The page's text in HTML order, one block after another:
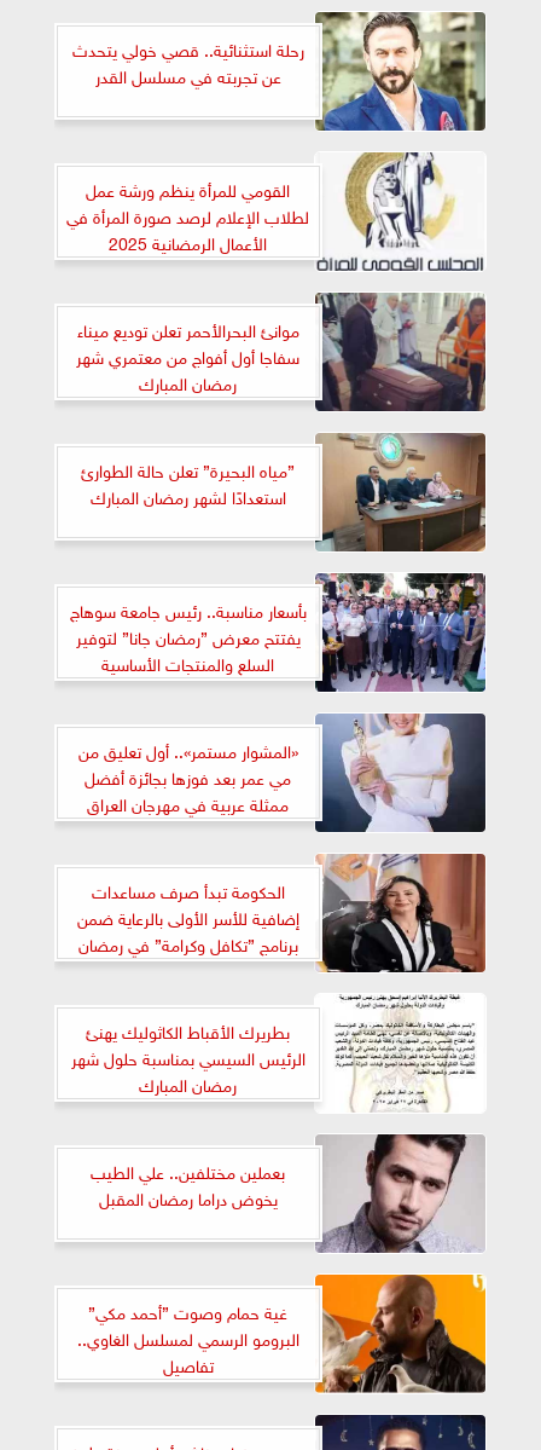
رحلة استثنائية.. قصي خولي يتحدث
عن تجربته في مسلسل القدر
القومي للمرأة ينظم ورشة عمل
لطلاب الإعلام لرصد صورة المرأة في
الأعمال الرمضانية 2025
موانئ البحرالأحمر تعلن توديع ميناء
سفاجا أول أفواج من معتمري شهر
رمضان المبارك
”مياه البحيرة” تعلن حالة الطوارئ
استعدادًا لشهر رمضان المبارك
بأسعار مناسبة.. رئيس جامعة سوهاج
يفتتح معرض ”رمضان جانا” لتوفير
السلع والمنتجات الأساسية
«المشوار مستمر».. أول تعليق من
مي عمر بعد فوزها بجائزة أفضل
ممثلة عربية في مهرجان العراق
الدولي
الحكومة تبدأ صرف مساعدات
إضافية للأسر الأولى بالرعاية ضمن
برنامج ”تكافل وكرامة” في رمضان
2025
بطريرك الأقباط الكاثوليك يهنئ
الرئيس السيسي بمناسبة حلول شهر
رمضان المبارك
بعملين مختلفين.. علي الطيب
يخوض دراما رمضان المقبل
غية حمام وصوت ”أحمد مكي”
البرومو الرسمي لمسلسل الغاوي..
تفاصيل